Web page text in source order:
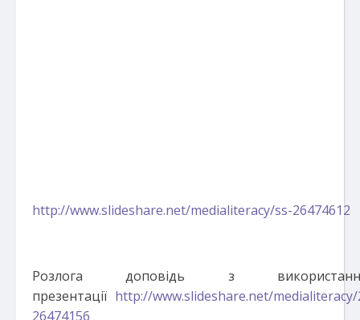
http://www.slideshare.net/medialiteracy/ss-26474612
Розлога доповідь з
презентації http://www.slideshare.net/
26474156